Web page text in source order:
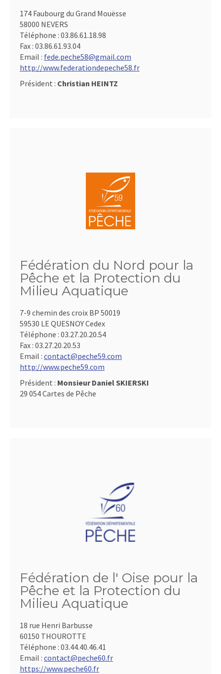
174 Faubourg du Grand Mouësse
58000 NEVERS
Téléphone : 03.86.61.18.98
Fax : 03.86.61.93.04
Email : fede.peche58@gmail.com
http://www.federationdepeche58.fr
Président : Christian HEINTZ
Fédération du Nord pour la
Pêche et la Protection du
Milieu Aquatique
7-9 chemin des croix BP 50019
59530 LE QUESNOY Cedex
Téléphone : 03.27.20.20.54
Fax : 03.27.20.20.53
Email : contact@peche59.com
http://www.peche59.com
Président : Monsieur Daniel SKIERSKI
29 054 Cartes de Pêche
Fédération de l' Oise pour la
Pêche et la Protection du
Milieu Aquatique
18 rue Henri Barbusse
60150 THOUROTTE
Téléphone : 03.44.40.46.41
Email : contact@peche60.fr
https://www.peche60.fr